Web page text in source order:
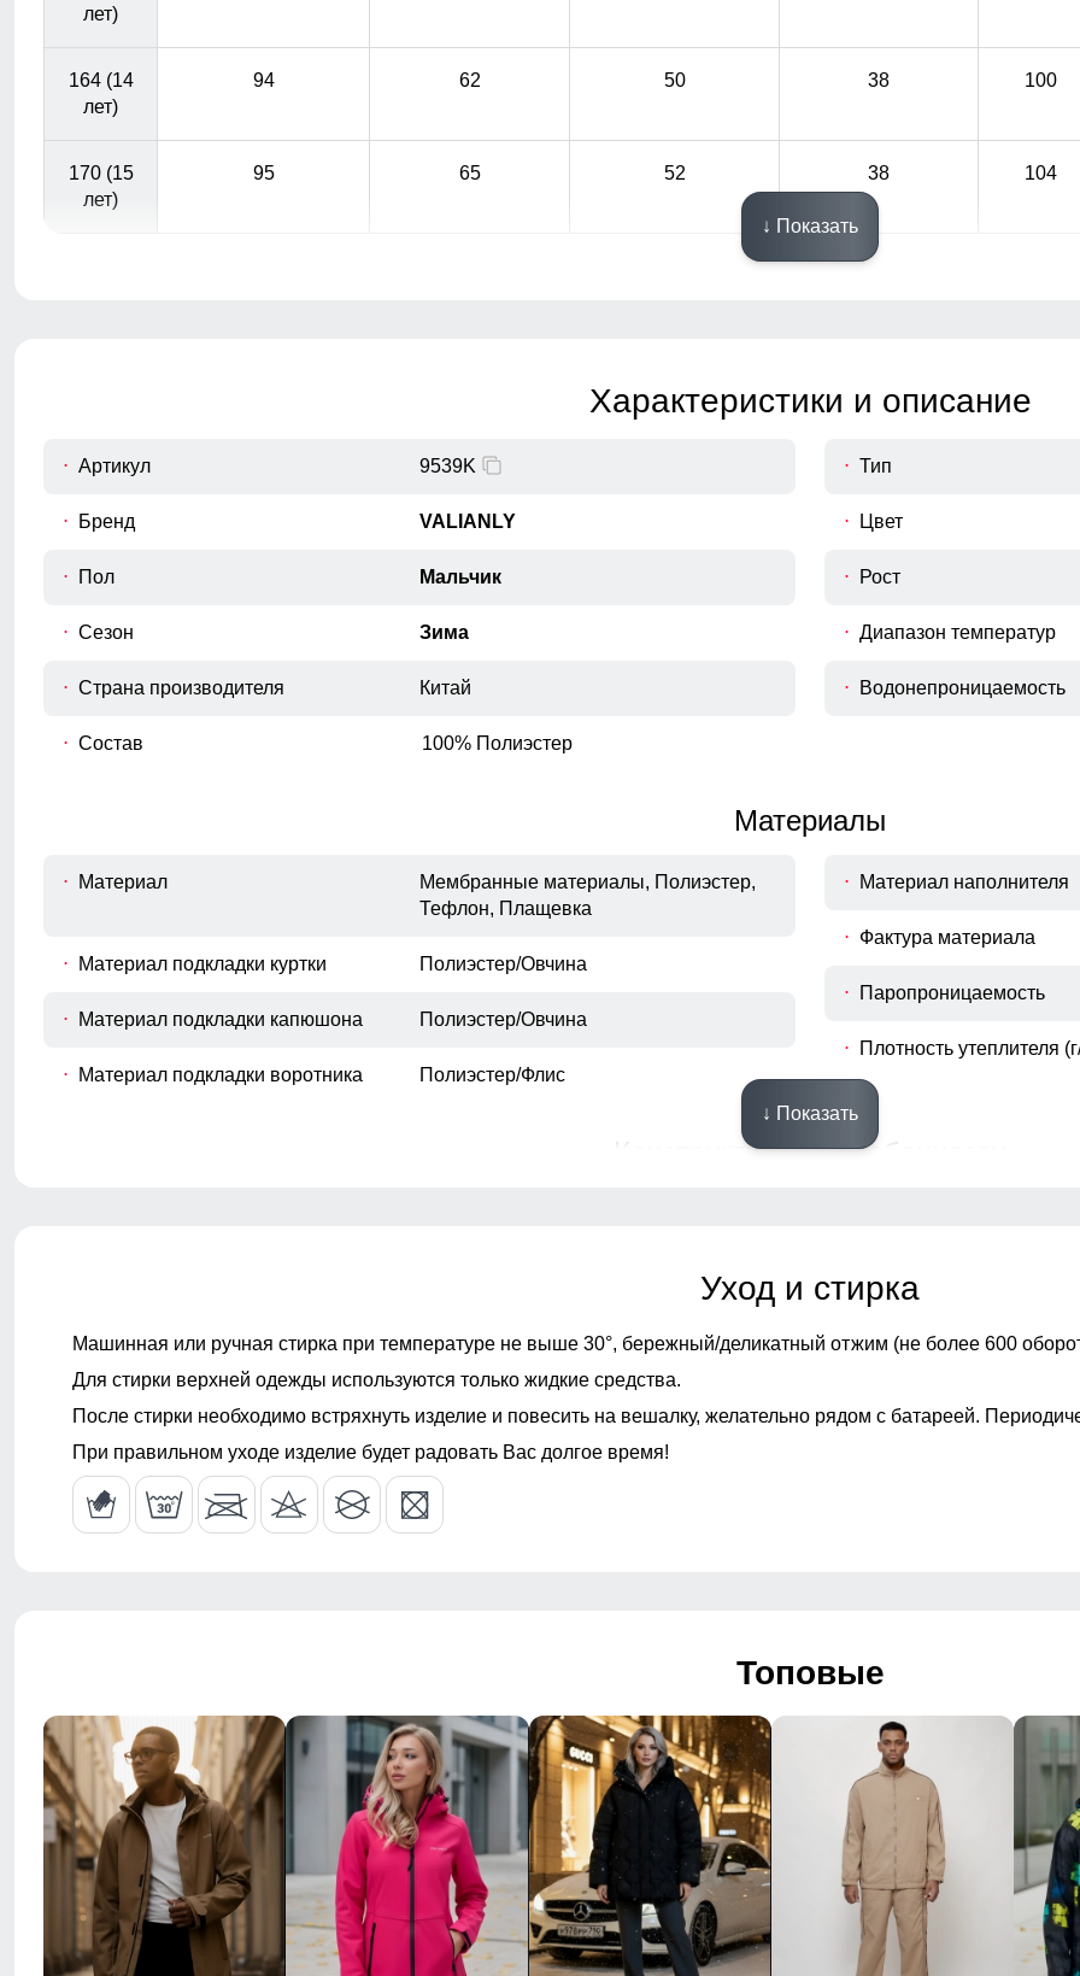
лет)
164 (14
лет)
94 62 50 38 100
170 (15
лет)
95 65 52 38 104
B
Расстояние от плечевого шва до
Расстояние от подмышечного шва
Обхват рукава в плече
F
Измеряется вокруг самой широкой
Длина плеч по спине
основания шеи.
↓ Показать
Характеристики и описание
Артикул 9539K
Бренд VALIANLY
Пол Мальчик
Сезон Зима
Страна производителя Китай
Тип
Цвет
Рост
Диапазон температур
Водонепроницаемость
Состав 100% Полиэстер
Материалы
Материал
Мембранные материалы, Полиэстер,
Тефлон, Плащевка
Материал подкладки куртки Полиэстер/Овчина
Материал подкладки капюшона Полиэстер/Овчина
Материал подкладки воротника Полиэстер/Флис
Материал наполнителя
Фактура материала
Паропроницаемость
Плотность утеплителя
Конструктивные особенности
Внутренние карманы Есть
Форма воротника стояче-отложной
Внутренние швы
Дизайн и стиль
Вид одежды Свободная, Утепленная модель
Стиль Повседневный, Школьный, Спортивный
Рисунок Надписи, Логотип, Однотонный, Светится в темноте
Коллекция Осень-зима 2026
↓ Показать
Уход и стирка
Машинная или ручная стирка при температуре не выше 30°, бережный/деликатный отжим (не более 600
Для стирки верхней одежды используются только жидкие средства.
После стирки необходимо встряхнуть изделие и повесить на вешалку, желательно рядом с батареей.
При правильном уходе изделие будет радовать Вас долгое время!
Топовые